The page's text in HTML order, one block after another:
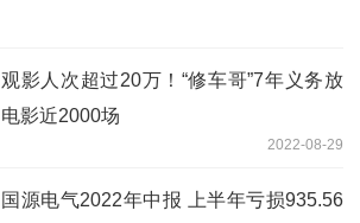
观影人次超过20万！“修车哥”7年义务放
电影近2000场
2022-08-29
国源电气2022年中报 上半年亏损935.56